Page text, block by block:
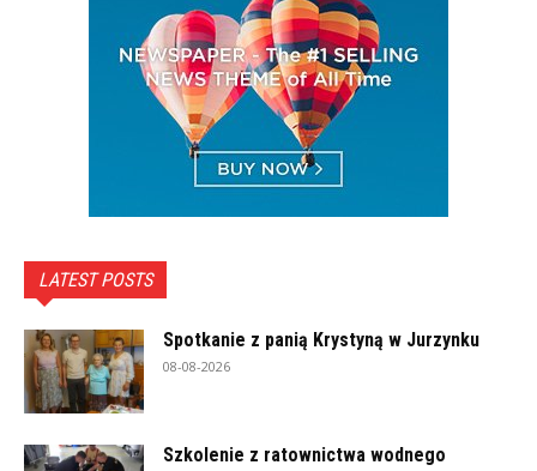
LATEST POSTS
Spotkanie z panią Krystyną w Jurzynku
08-08-2026
Szkolenie z ratownictwa wodnego